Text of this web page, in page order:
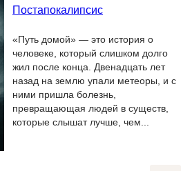
Постапокалипсис
«Путь домой» — это история о
человеке, который слишком долго
жил после конца. Двенадцать лет
назад на землю упали метеоры, и с
ними пришла болезнь,
превращающая людей в существ,
которые слышат лучше, чем...